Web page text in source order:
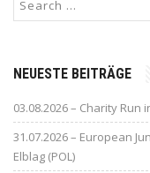
NEUESTE BEITRÄGE
03.08.2026 – Charity Run
31.07.2026 – European
Elblag (POL)